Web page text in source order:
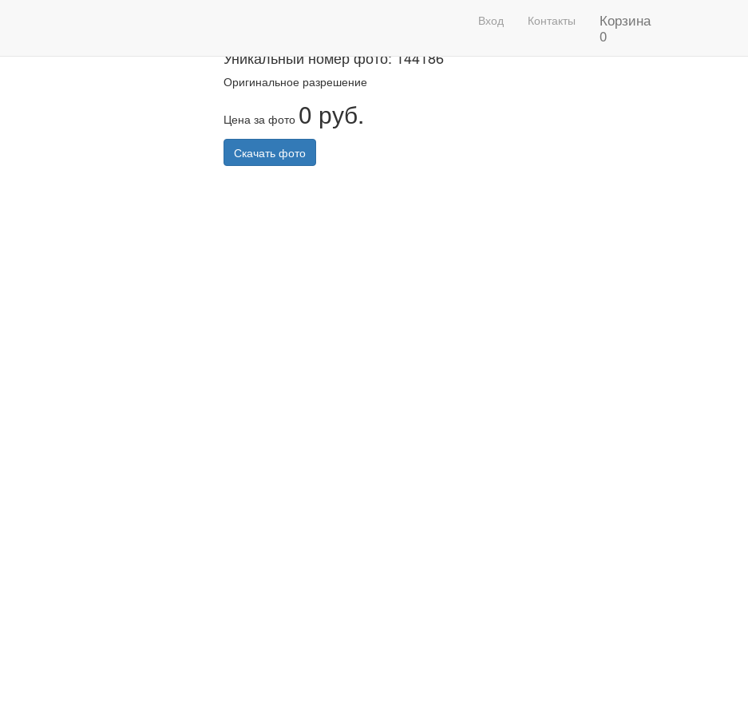
Вход Контакты
Корзина
0
Казанский марафон 2020 Фото
Уникальный номер фото: 144186
Оригинальное разрешение
Цена за фото 0 руб.
Скачать фото